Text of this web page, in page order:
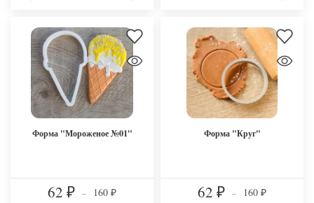
Форма "Мороженое №01"
62 ₽ – 160 ₽
Форма "Круг"
62 ₽ – 160 ₽